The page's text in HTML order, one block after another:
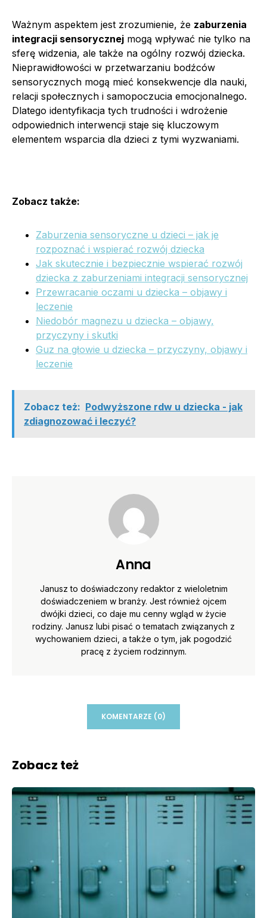
Ważnym aspektem jest zrozumienie, że zaburzenia
integracji sensorycznej mogą wpływać nie tylko na
sferę widzenia, ale także na ogólny rozwój dziecka.
Nieprawidłowości w przetwarzaniu bodźców
sensorycznych mogą mieć konsekwencje dla nauki,
relacji społecznych i samopoczucia emocjonalnego.
Dlatego identyfikacja tych trudności i wdrożenie
odpowiednich interwencji staje się kluczowym
elementem wsparcia dla dzieci z tymi wyzwaniami.
Zobacz także:
Zaburzenia sensoryczne u dzieci – jak je
rozpoznać i wspierać rozwój dziecka
Jak skutecznie i bezpiecznie wspierać rozwój
dziecka z zaburzeniami integracji sensorycznej
Przewracanie oczami u dziecka – objawy i
leczenie
Niedobór magnezu u dziecka – objawy,
przyczyny i skutki
Guz na głowie u dziecka – przyczyny, objawy i
leczenie
Zobacz też: Podwyższone rdw u dziecka - jak
zdiagnozować i leczyć?
Anna
Janusz to doświadczony redaktor z wieloletnim
doświadczeniem w branży. Jest również ojcem
dwójki dzieci, co daje mu cenny wgląd w życie
rodziny. Janusz lubi pisać o tematach związanych z
wychowaniem dzieci, a także o tym, jak pogodzić
pracę z życiem rodzinnym.
KOMENTARZE (0)
Zobacz też